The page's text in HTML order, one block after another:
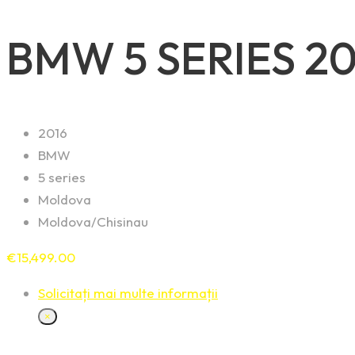
BMW 5 SERIES
2016
BMW
5 series
Moldova
Moldova/Chisinau
€15,499.00
Solicitați mai multe informații
×